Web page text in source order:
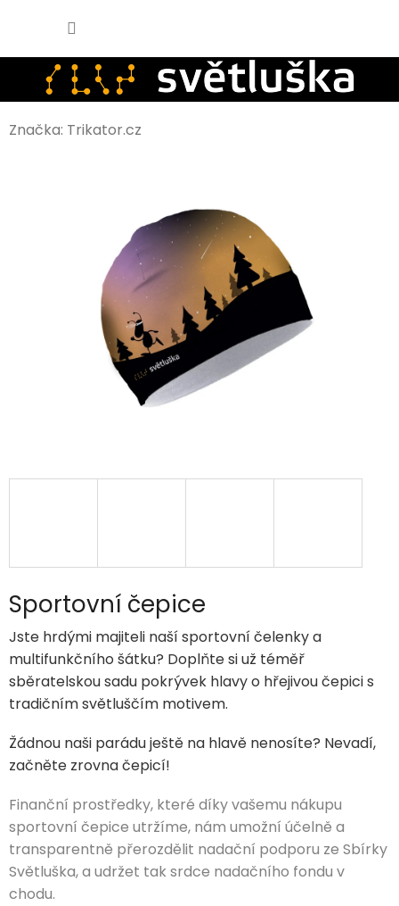
obsah
KOŠÍK
Značka: Trikator.cz
Sportovní čepice
Jste hrdými majiteli naší sportovní čelenky a
multifunkčního šátku? Doplňte si už téměř
sběratelskou sadu pokrývek hlavy o hřejivou čepici s
tradičním světluščím motivem.
Žádnou naši parádu ještě na hlavě nenosíte? Nevadí,
začněte zrovna čepicí!
Finanční prostředky, které díky vašemu nákupu
sportovní čepice utržíme, nám umožní účelně a
transparentně přerozdělit nadační podporu ze Sbírky
Světluška, a udržet tak srdce nadačního fondu v
chodu.